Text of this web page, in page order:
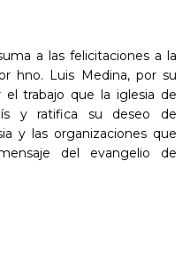
a las felicitaciones a la
hno. Luis Medina, por su
el trabajo que la iglesia de
y ratifica su deseo de
y las organizaciones que
del evangelio de